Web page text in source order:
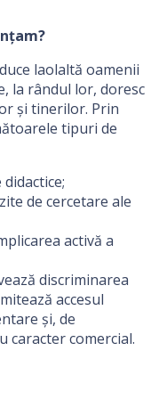
laolaltă oamenii
la rândul lor, doresc
și tinerilor. Prin
tipuri de
de cercetare ale
activă a
discriminarea
accesul
și, de
caracter comercial.